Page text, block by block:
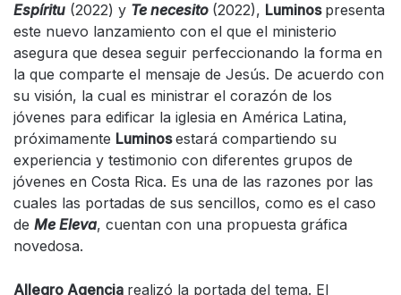
Espíritu (2022) y Te necesito (2022), Luminos presenta
este nuevo lanzamiento con el que el ministerio
asegura que desea seguir perfeccionando la forma en
la que comparte el mensaje de Jesús. De acuerdo con
su visión, la cual es ministrar el corazón de los
jóvenes para edificar la iglesia en América Latina,
próximamente Luminosestará compartiendo su
experiencia y testimonio con diferentes grupos de
jóvenes en Costa Rica. Es una de las razones por las
cuales las portadas de sus sencillos, como es el caso
de Me Eleva, cuentan con una propuesta gráfica
novedosa.
Allegro Agencia realizó la portada del tema. El